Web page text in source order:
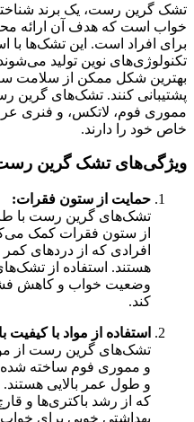
تشک گرین رست، یک برند
خواب است که هدف آن ارائه
برای افراد است. این تشک‌ها با
تکنولوژی‌های نوین تولید
بهترین شکل ممکن از سلامت
پشتیبانی کنند. تشک‌های گرین
مموری فوم، لاتکس، و فنری
خاص خود را دارند.
ویژگی‌های تشک گرین
حمایت از ستون فقرات:
تشک‌های گرین رست با
از ستون فقرات کمک
افرادی که از دردهای
هستند. استفاده از
وضعیت خواب و کاهش
کند.
استفاده از مواد با کیفیت
تشک‌های گرین رست از
و مموری فوم ساخته
و طول عمر بالایی هستند.
که از رشد باکتری‌ها و
بهداشتی خوبی برای خواب